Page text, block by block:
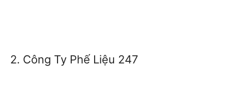
2. Công Ty Phế Liệu 247